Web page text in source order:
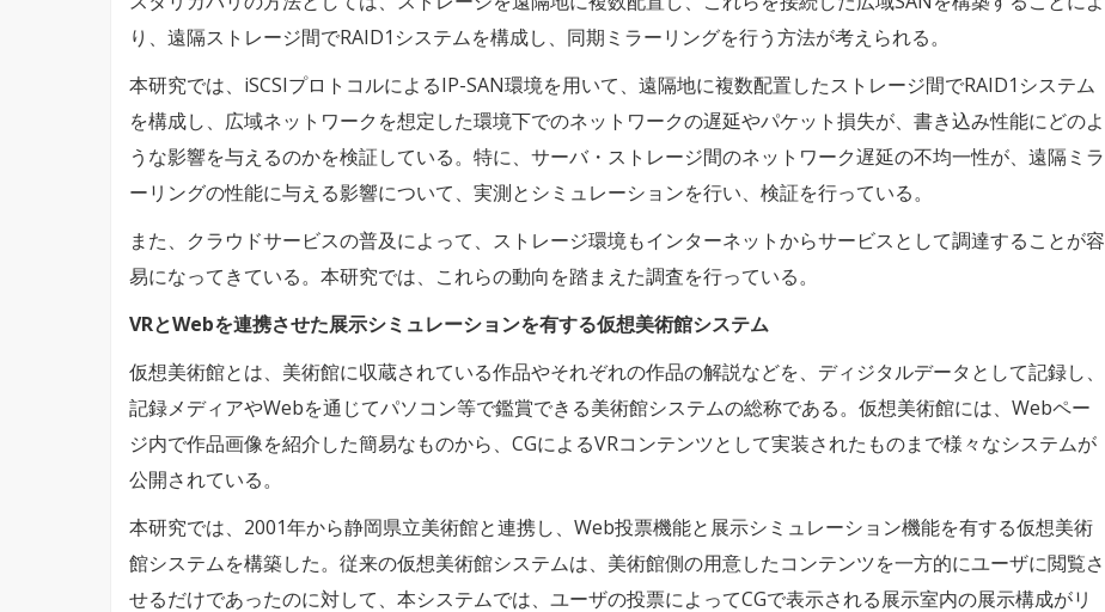
り、遠隔ストレージ間でRAID1システムを構成し、同期ミラーリングを行う方法が考えられる。
本研究では、iSCSIプロトコルによるIP-SAN環境を用いて、遠隔地に複数配置したストレージ間でRAID1システム
を構成し、広域ネットワークを想定した環境下でのネットワークの遅延やパケット損失が、書き込み性能にどのよ
うな影響を与えるのかを検証している。特に、サーバ・ストレージ間のネットワーク遅延の不均一性が、遠隔ミラ
ーリングの性能に与える影響について、実測とシミュレーションを行い、検証を行っている。
また、クラウドサービスの普及によって、ストレージ環境もインターネットからサービスとして調達することが容
易になってきている。本研究では、これらの動向を踏まえた調査を行っている。
VRとWebを連携させた展示シミュレーションを有する仮想美術館システム
仮想美術館とは、美術館に収蔵されている作品やそれぞれの作品の解説などを、ディジタルデータとして記録し、
記録メディアやWebを通じてパソコン等で鑑賞できる美術館システムの総称である。仮想美術館には、Webペー
ジ内で作品画像を紹介した簡易なものから、CGによるVRコンテンツとして実装されたものまで様々なシステムが
公開されている。
本研究では、2001年から静岡県立美術館と連携し、Web投票機能と展示シミュレーション機能を有する仮想美術
館システムを構築した。従来の仮想美術館システムは、美術館側の用意したコンテンツを一方的にユーザに閲覧さ
せるだけであったのに対して、本システムでは、ユーザの投票によってCGで表示される展示室内の展示構成がリ